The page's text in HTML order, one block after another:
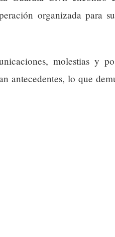
organizada para
molestias y
antecedentes, lo que